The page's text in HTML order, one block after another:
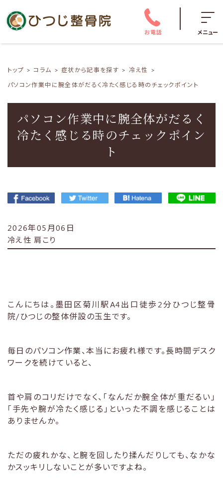
お電話 メニュー
トップ コラム 症状から記事を探す
冷え性
パソコン作業中に腕全体がだるく冷たく感じる時のチェックポイント
パソコン作業中に腕全体がだるく
冷たく感じる時のチェックポイン
ト
2026年05月06日
冷え性 肩こり
こんにちは。墨田区菊川駅A4出口徒歩2分ひつじ整骨
院/ひつじの整体併設の玉生です。
毎日のパソコン作業、本当にお疲れ様です。長時間デスク
ワークを続けていると、
首や肩のコリだけでなく、「なんだか腕全体が重だるい」
「手先や腕が冷たく感じる」といった不調を感じることは
ありませんか。
ただの疲れかな、と腕を回したり揉んだりしても、なかな
かスッキリしないことが多いですよね。